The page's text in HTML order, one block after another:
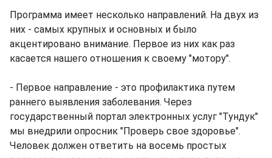
Программа имеет несколько направлений. На двух из
них - самых крупных и основных и было
акцентировано внимание. Первое из них как раз
касается нашего отношения к своему "мотору".
- Первое направление - это профилактика путем
раннего выявления заболевания. Через
государственный портал электронных услуг "Тундук"
мы внедрили опросник "Проверь свое здоровье".
Человек должен ответить на восемь простых